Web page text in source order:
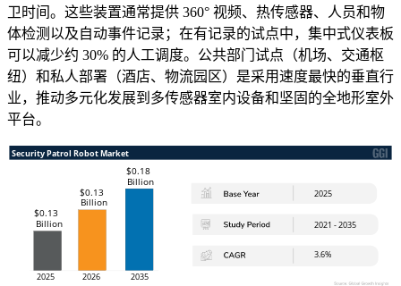
卫时间。这些装置通常提供 360° 视频、热传感器、人员和物
体检测以及自动事件记录；在有记录的试点中，集中式仪表板
可以减少约 30% 的人工调度。公共部门试点（机场、交通枢
纽）和私人部署（酒店、物流园区）是采用速度最快的垂直行
业，推动多元化发展到多传感器室内设备和坚固的全地形室外
平台。